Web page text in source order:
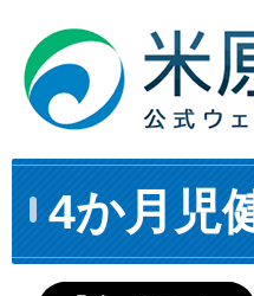
4か月児